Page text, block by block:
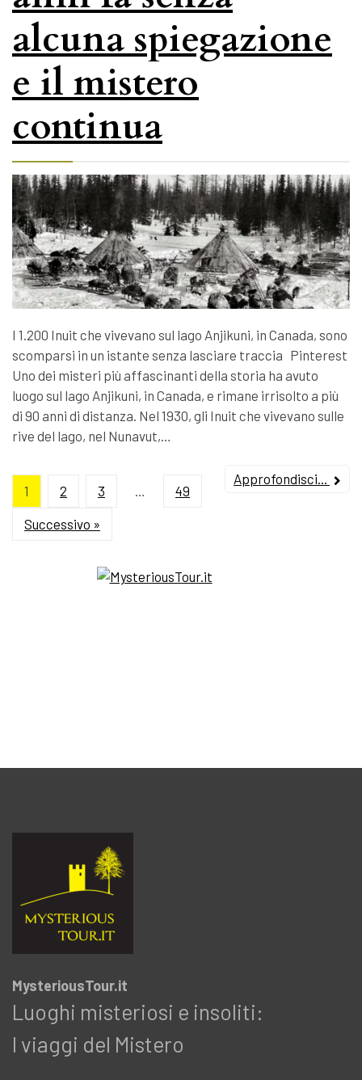
alcuna spiegazione
e il mistero
continua
I 1.200 Inuit che vivevano sul lago Anjikuni, in Canada, sono
scomparsi in un istante senza lasciare traccia Pinterest
Uno dei misteri più affascinanti della storia ha avuto
luogo sul lago Anjikuni, in Canada, e rimane irrisolto a più
di 90 anni di distanza. Nel 1930, gli Inuit che vivevano sulle
rive del lago, nel Nunavut,…
Approfondisci...
1 2 3 49
Successivo »
MysteriousTour.it
Luoghi misteriosi e insoliti:
I viaggi del Mistero